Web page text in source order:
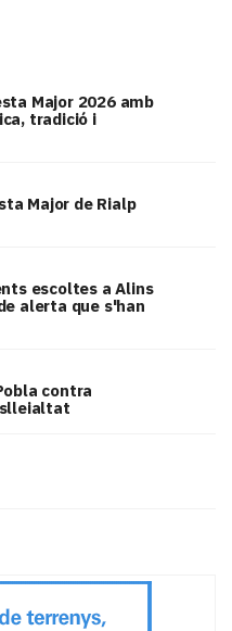
Major 2026 amb
tradició i
Major de Rialp
escoltes a Alins
alerta que s'han
contra